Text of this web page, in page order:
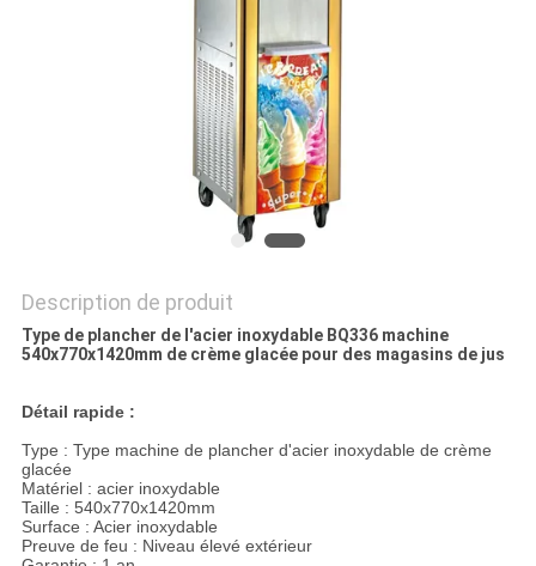
Description de produit
Type de plancher de l'acier inoxydable BQ336 machine
540x770x1420mm de crème glacée pour des magasins de jus
Détail rapide :
Type : Type machine de plancher d'acier inoxydable de crème
glacée
Matériel : acier inoxydable
Taille : 540x770x1420mm
Surface : Acier inoxydable
Preuve de feu : Niveau élevé extérieur